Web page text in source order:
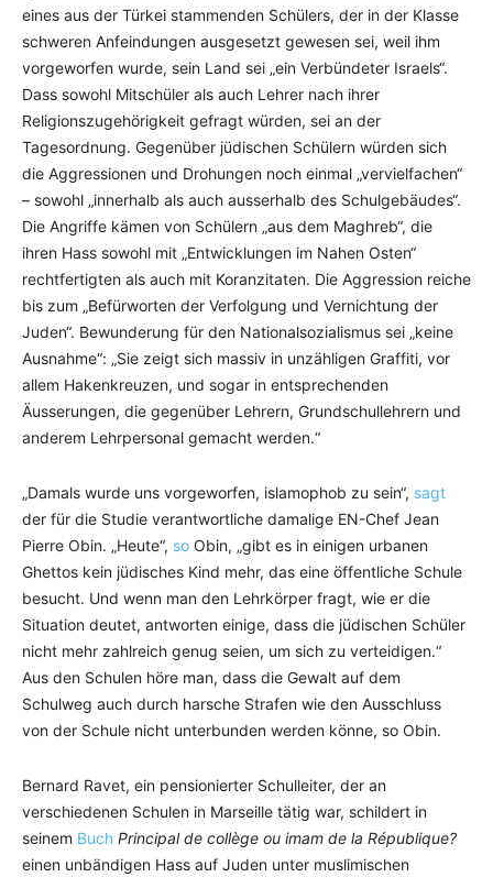
eines aus der Türkei stammenden Schülers, der in der Klasse
schweren Anfeindungen ausgesetzt gewesen sei, weil ihm
vorgeworfen wurde, sein Land sei „ein Verbündeter Israels“.
Dass sowohl Mitschüler als auch Lehrer nach ihrer
Religionszugehörigkeit gefragt würden, sei an der
Tagesordnung. Gegenüber jüdischen Schülern würden sich
die Aggressionen und Drohungen noch einmal „vervielfachen“
– sowohl „innerhalb als auch ausserhalb des Schulgebäudes“.
Die Angriffe kämen von Schülern „aus dem Maghreb“, die
ihren Hass sowohl mit „Entwicklungen im Nahen Osten“
rechtfertigten als auch mit Koranzitaten. Die Aggression reiche
bis zum „Befürworten der Verfolgung und Vernichtung der
Juden“. Bewunderung für den Nationalsozialismus sei „keine
Ausnahme“: „Sie zeigt sich massiv in unzähligen Graffiti, vor
allem Hakenkreuzen, und sogar in entsprechenden
Äusserungen, die gegenüber Lehrern, Grundschullehrern und
anderem Lehrpersonal gemacht werden.“
„Damals wurde uns vorgeworfen, islamophob zu sein“, sagt
der für die Studie verantwortliche damalige EN-Chef Jean
Pierre Obin. „Heute“, so Obin, „gibt es in einigen urbanen
Ghettos kein jüdisches Kind mehr, das eine öffentliche Schule
besucht. Und wenn man den Lehrkörper fragt, wie er die
Situation deutet, antworten einige, dass die jüdischen Schüler
nicht mehr zahlreich genug seien, um sich zu verteidigen.“
Aus den Schulen höre man, dass die Gewalt auf dem
Schulweg auch durch harsche Strafen wie den Ausschluss
von der Schule nicht unterbunden werden könne, so Obin.
Bernard Ravet, ein pensionierter Schulleiter, der an
verschiedenen Schulen in Marseille tätig war, schildert in
seinem Buch Principal de collège ou imam de la République?
einen unbändigen Hass auf Juden unter muslimischen